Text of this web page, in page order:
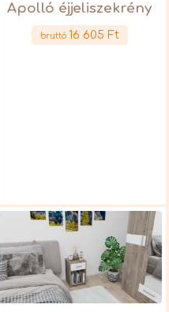
Apolló éjjeliszekrény
Részletek
bruttó 16 605 Ft